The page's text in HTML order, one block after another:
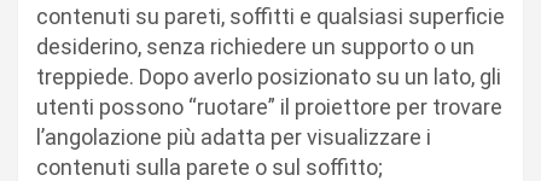
contenuti su pareti, soffitti e qualsiasi superficie
desiderino, senza richiedere un supporto o un
treppiede. Dopo averlo posizionato su un lato, gli
utenti possono “ruotare” il proiettore per trovare
l’angolazione più adatta per visualizzare i
contenuti sulla parete o sul soffitto;